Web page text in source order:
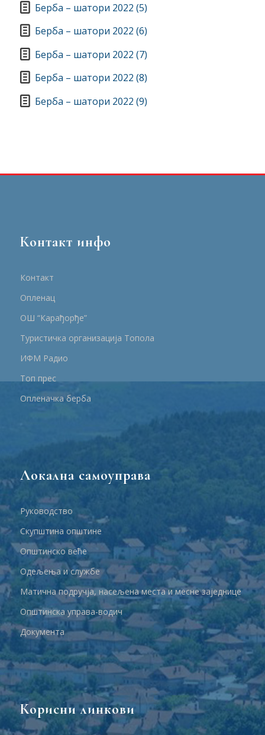
Берба – шатори 2022 (5)
Берба – шатори 2022 (6)
Берба – шатори 2022 (7)
Берба – шатори 2022 (8)
Берба – шатори 2022 (9)
Контакт инфо
Контакт
Опленац
ОШ “Карађорђе”
Туристичка организација Топола
ИФМ Радио
Топ прес
Опленачка берба
Локална самоуправа
Руководство
Скупштина општине
Општинско веће
Одељења и службе
Матична подручја, насељена места и месне заједнице
Општинска управа-водич
Документа
Корисни линкови